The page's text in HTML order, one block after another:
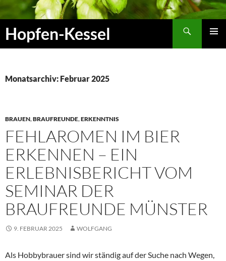
Zum
Inhalt
springen
Hopfen-Kessel
Monatsarchiv: Februar 2025
BRAUEN,BRAUFREUNDE,ERKENNTNIS
FEHLAROMEN IM BIER
ERKENNEN – EIN
ERLEBNISBERICHT VOM
SEMINAR DER
BRAUFREUNDE MÜNSTER
9. FEBRUAR 2025 WOLFGANG
Als Hobbybrauer sind wir ständig auf der Suche nach Wegen,